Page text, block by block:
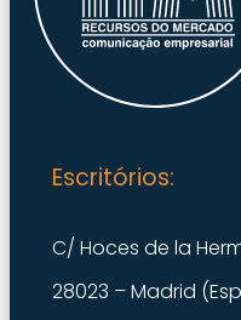
Escritórios:
C/ Hoces de la
28023 – Madrid